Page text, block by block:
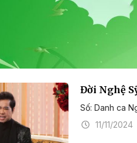
Đời Nghệ
Số: Danh ca
11/11/2024